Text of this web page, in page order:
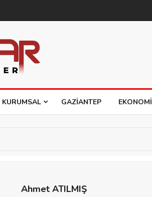
KURUMSAL GAZIANTEP EKONOMI
Ahmet ATILMIŞ